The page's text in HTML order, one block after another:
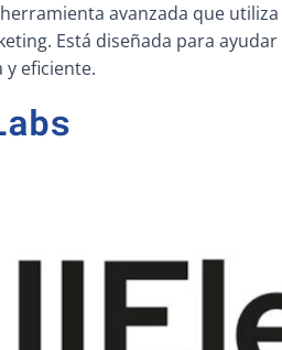
avanzada que
Está diseñada para
y eficiente.